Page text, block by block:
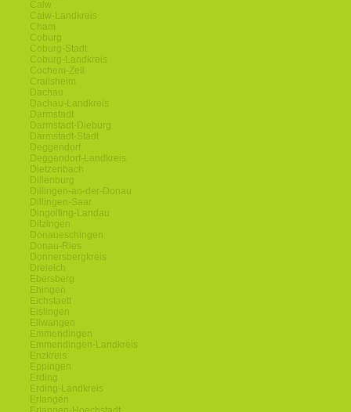
Calw
Calw-Landkreis
Cham
Coburg
Coburg-Stadt
Coburg-Landkreis
Cochem-Zell
Crailsheim
Dachau
Dachau-Landkreis
Darmstadt
Darmstadt-Dieburg
Darmstadt-Stadt
Deggendorf
Deggendorf-Landkreis
Dietzenbach
Dillenburg
Dillingen-an-der-Donau
Dillingen-Saar
Dingolfing-Landau
Ditzingen
Donaueschingen
Donau-Ries
Donnersbergkreis
Dreieich
Ebersberg
Ehingen
Eichstaett
Eislingen
Ellwangen
Emmendingen
Emmendingen-Landkreis
Enzkreis
Eppingen
Erding
Erding-Landkreis
Erlangen